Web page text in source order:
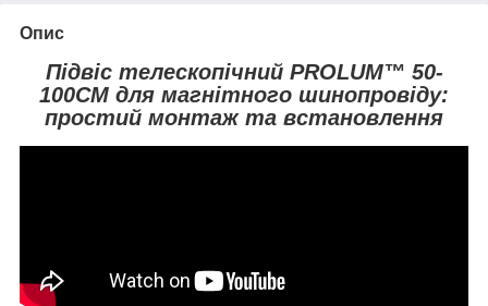
Опис
Підвіс телескопічний PROLUM™ 50-
100СМ для магнітного шинопровіду:
простий монтаж та встановлення